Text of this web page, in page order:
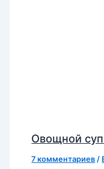
Овощной
7 комментариев /